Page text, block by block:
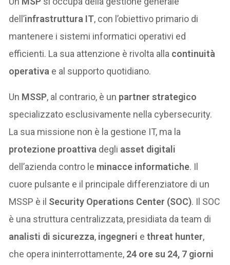
dell’infrastruttura IT, con l’obiettivo primario di
mantenere i sistemi informatici operativi ed
efficienti. La sua attenzione è rivolta alla continuità
operativa e al supporto quotidiano.
Un MSSP, al contrario, è un partner strategico
specializzato esclusivamente nella cybersecurity.
La sua missione non è la gestione IT, ma la
protezione proattiva degli asset digitali
dell’azienda contro le minacce informatiche. Il
cuore pulsante e il principale differenziatore di un
MSSP è il Security Operations Center (SOC). Il SOC
è una struttura centralizzata, presidiata da team di
analisti di sicurezza, ingegneri ethreat hunter,
che opera ininterrottamente, 24 ore su 24, 7 giorni